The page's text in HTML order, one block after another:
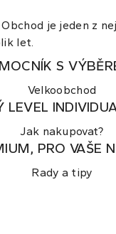
je jeden z
let.
S
LEVEL
PRO VAŠE